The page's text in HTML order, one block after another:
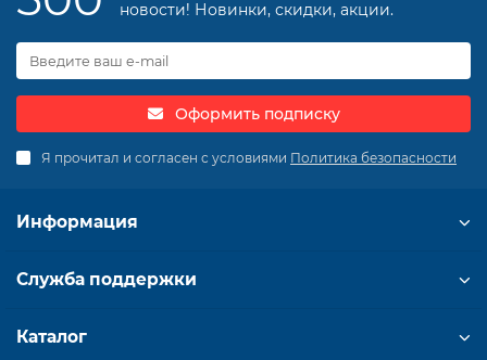
новости! Новинки, скидки, акции.
Оформить подписку
Я прочитал и согласен с условиями Политика безопасности
Информация
Служба поддержки
Каталог